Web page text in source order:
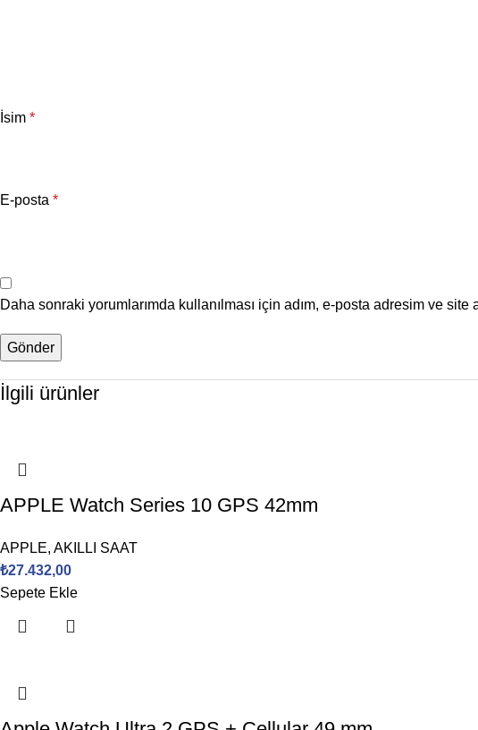
İsim *
E-posta *
Daha sonraki yorumlarımda kullanılması için adım, e-posta adresim ve site
İlgili ürünler
APPLE Watch Series 10 GPS 42mm
APPLE, AKILLI SAAT
₺27.432,00
Sepete Ekle